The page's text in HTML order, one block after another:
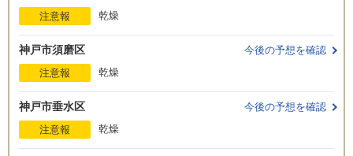
注意報
乾燥
神戸市須磨区
今後の予想を確認
注意報
乾燥
神戸市垂水区
今後の予想を確認
注意報
乾燥